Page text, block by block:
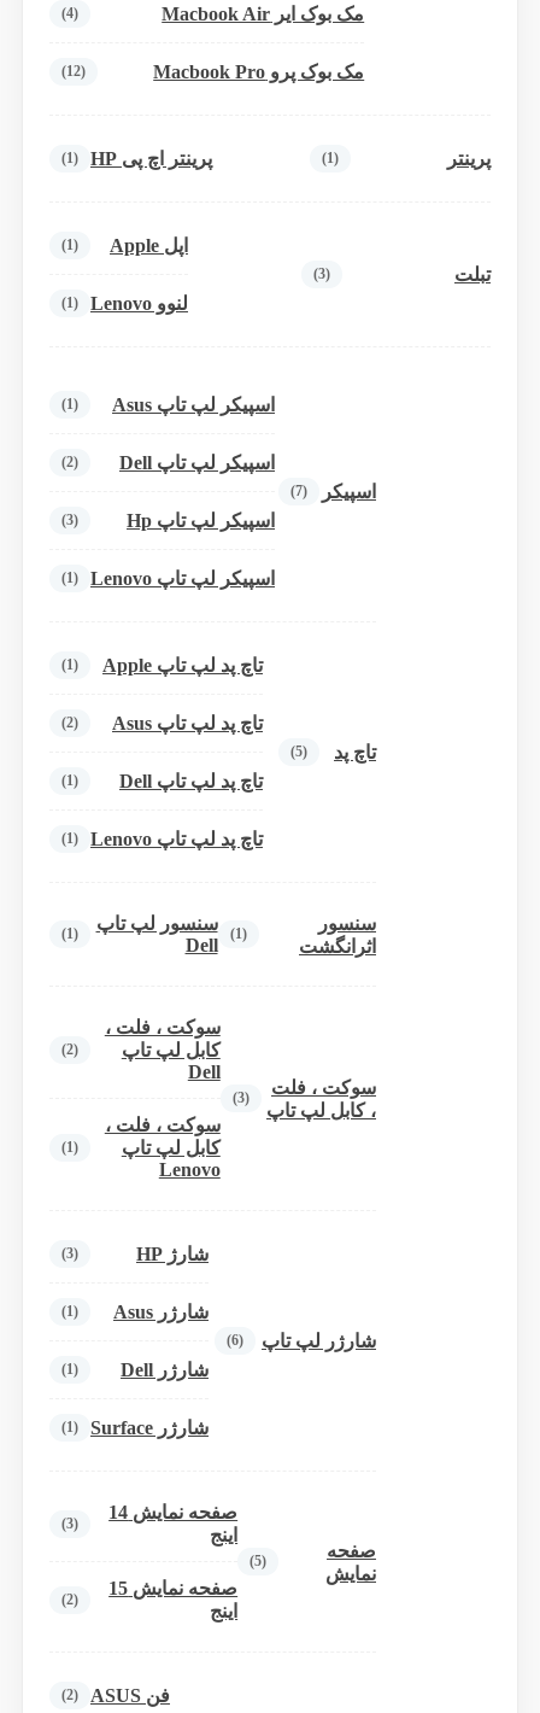
مک بوک ایر Macbook Air (4)
مک بوک پرو Macbook Pro (12)
پرینتر (1) پرینتر اچ پی HP (1)
تبلت (3)
اپل Apple (1)
لنوو Lenovo (1)
اسپیکر (7)
اسپیکر لپ تاپ Asus (1)
اسپیکر لپ تاپ Dell (2)
اسپیکر لپ تاپ Hp (3)
اسپیکر لپ تاپ Lenovo (1)
تاچ پد (5)
تاچ پد لپ تاپ Apple (1)
تاچ پد لپ تاپ Asus (2)
تاچ پد لپ تاپ Dell (1)
تاچ پد لپ تاپ Lenovo (1)
سنسور
اثرانگشت
(1)
سنسور لپ تاپ
Dell
(1)
سوکت ، فلت
، کابل لپ تاپ
(3)
سوکت ، فلت ،
کابل لپ تاپ
Dell
(2)
سوکت ، فلت ،
کابل لپ تاپ
Lenovo
(1)
شارژر لپ تاپ (6)
شارژ HP (3)
شارژر Asus (1)
شارژر Dell (1)
شارژر Surface (1)
صفحه
نمایش
(5)
صفحه نمایش 14
اینج
(3)
صفحه نمایش 15
اینج
(2)
فن ASUS (2)